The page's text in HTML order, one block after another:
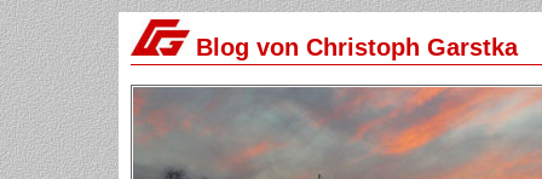
Blog von Christoph Garstka